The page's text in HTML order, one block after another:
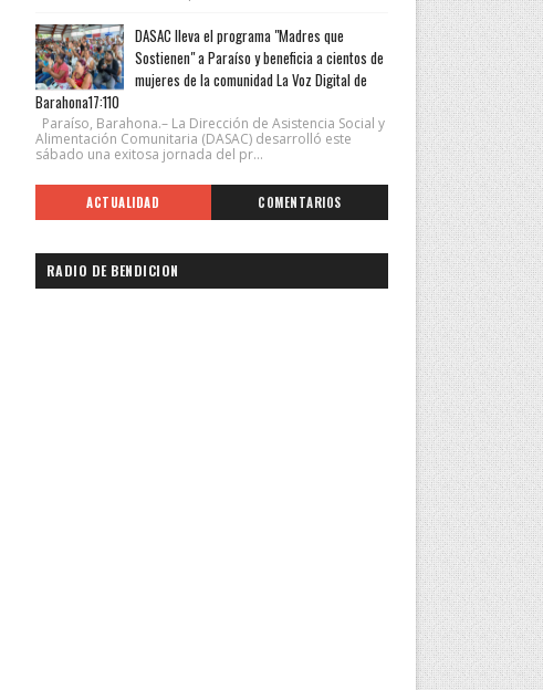
DASAC lleva el programa "Madres que
Sostienen" a Paraíso y beneficia a cientos de
mujeres de la comunidad La Voz Digital de
Barahona17:110
Paraíso, Barahona.– La Dirección de Asistencia Social y
Alimentación Comunitaria (DASAC) desarrolló este
sábado una exitosa jornada del pr...
ACTUALIDAD COMENTARIOS
RADIO DE BENDICION